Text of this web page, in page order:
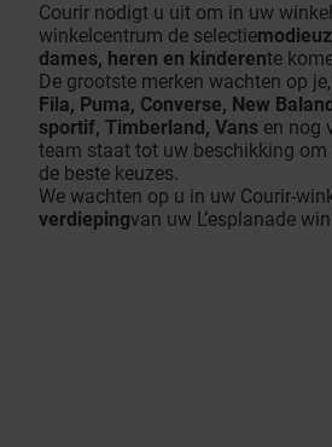
Courir nodigt u uit om in uw
winkelcentrum de selectie
dames, heren en kinderente
De grootste merken wachten op
Fila, Puma, Converse, New
sportif, Timberland, Vans en nog
team staat tot uw beschikking om
de beste keuzes.
We wachten op u in uw Courir-
verdiepingvan uw L’esplanade